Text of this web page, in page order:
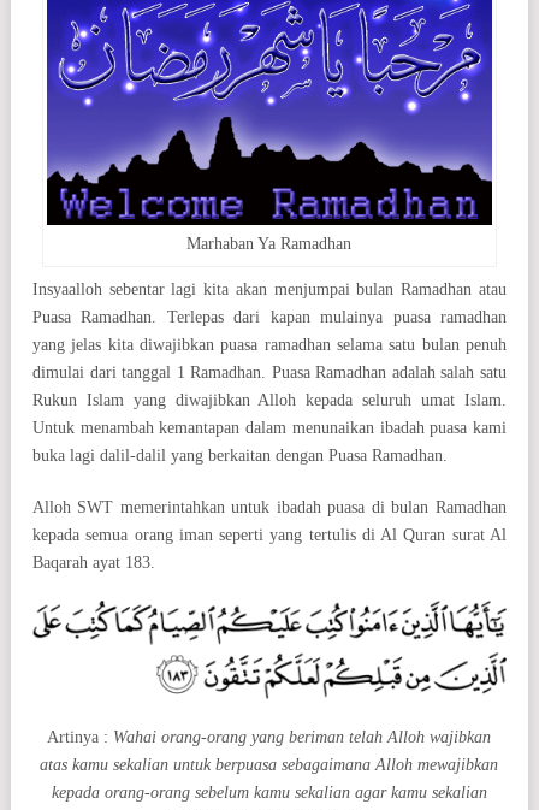
Marhaban Ya Ramadhan
Insyaalloh sebentar lagi kita akan menjumpai bulan Ramadhan atau
Puasa Ramadhan. Terlepas dari kapan mulainya puasa ramadhan
yang jelas kita diwajibkan puasa ramadhan selama satu bulan penuh
dimulai dari tanggal 1 Ramadhan. Puasa Ramadhan adalah salah satu
Rukun Islam yang diwajibkan Alloh kepada seluruh umat Islam.
Untuk menambah kemantapan dalam menunaikan ibadah puasa kami
buka lagi dalil-dalil yang berkaitan dengan Puasa Ramadhan.
Alloh SWT memerintahkan untuk ibadah puasa di bulan Ramadhan
kepada semua orang iman seperti yang tertulis di Al Quran surat Al
Baqarah ayat 183.
Artinya : Wahai orang-orang yang beriman telah Alloh wajibkan
atas kamu sekalian untuk berpuasa sebagaimana Alloh mewajibkan
kepada orang-orang sebelum kamu sekalian agar kamu sekalian